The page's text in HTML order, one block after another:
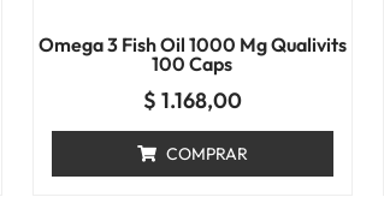
Omega 3 Fish Oil 1000 Mg Qualivits
100 Caps
$ 1.168,00
COMPRAR